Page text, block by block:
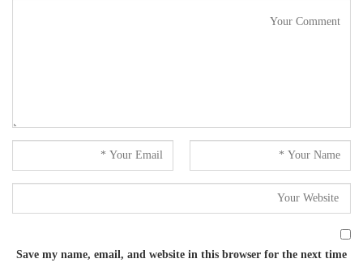
Save my name, email, and website in this browser for the next time